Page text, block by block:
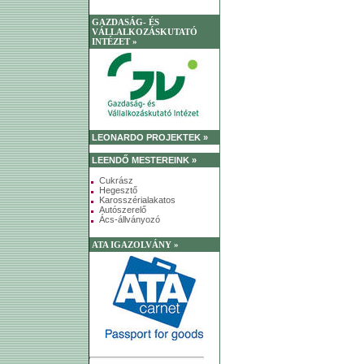
GAZDASÁG- ÉS
VÁLLALKOZÁSKUTATÓ
INTÉZET »
LEONARDO PROJEKTEK »
LEENDŐ MESTEREINK »
Cukrász
Hegesztő
Karosszérialakatos
Autószerelő
Ács-állványozó
ATA IGAZOLVÁNY »